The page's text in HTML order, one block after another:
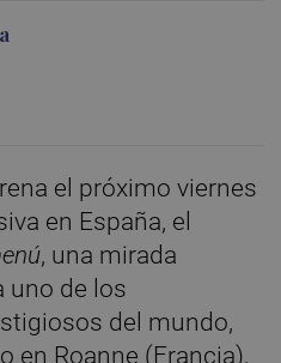
el próximo viernes
en España, el
, una mirada
uno de los
del mundo,
en Roanne (Francia),